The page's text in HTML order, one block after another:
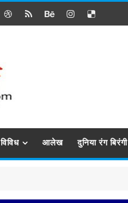
विविध आलेख दुनिया रंग बिरंगी